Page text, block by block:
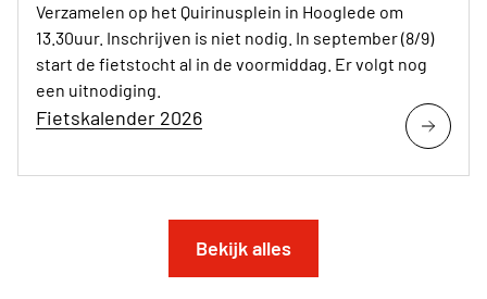
Verzamelen op het Quirinusplein in Hooglede om
13.30uur. Inschrijven is niet nodig. In september (8/9)
start de fietstocht al in de voormiddag. Er volgt nog
een uitnodiging.
Fietskalender 2026
Bekijk alles